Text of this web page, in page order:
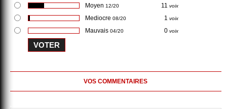
Moyen 12/20 11 voix
Mediocre 08/20 1 voix
Mauvais 04/20 0 voix
VOS COMMENTAIRES